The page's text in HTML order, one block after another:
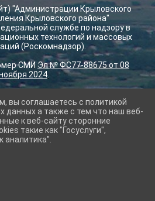
"Администрации Крыловского
Крыловского района"
службе по надзору в
технологий и массовых
(Роскомнадзор).
СМИ Эл № ФС77-88675 от 08
2024.
данных
вы соглашаетесь с политикой
данных а также с тем что наш веб-
к веб-сайту сторонние
такие как "Госуслуги",
аналитика".